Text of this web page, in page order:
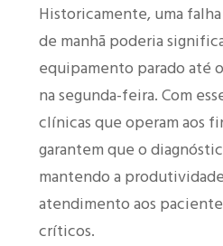
Historicamente, uma
de manhã poderia
equipamento parado até
na segunda-feira. Com
clínicas que operam aos
garantem que o
mantendo a
atendimento aos
críticos.